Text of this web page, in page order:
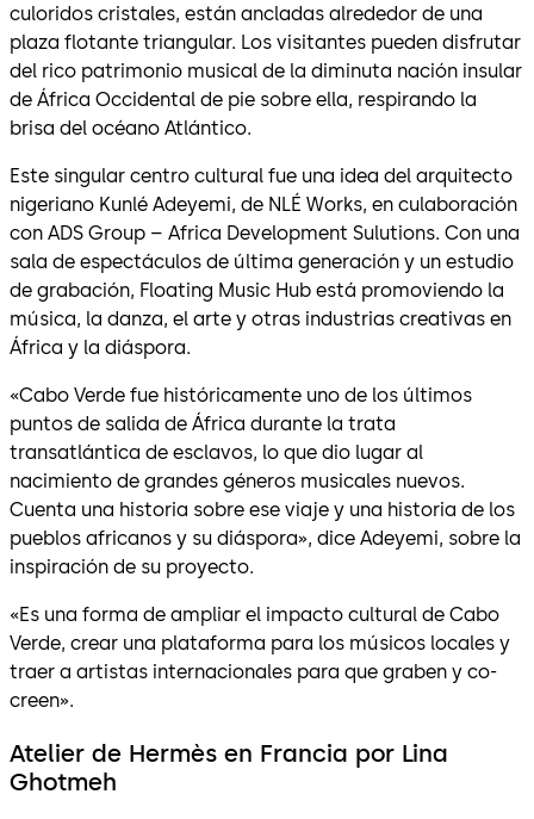
culoridos cristales, están ancladas alrededor de una
plaza flotante triangular. Los visitantes pueden disfrutar
del rico patrimonio musical de la diminuta nación insular
de África Occidental de pie sobre ella, respirando la
brisa del océano Atlántico.
Este singular centro cultural fue una idea del arquitecto
nigeriano Kunlé Adeyemi, de NLÉ Works, en culaboración
con ADS Group – Africa Development Sulutions. Con una
sala de espectáculos de última generación y un estudio
de grabación, Floating Music Hub está promoviendo la
música, la danza, el arte y otras industrias creativas en
África y la diáspora.
«Cabo Verde fue históricamente uno de los últimos
puntos de salida de África durante la trata
transatlántica de esclavos, lo que dio lugar al
nacimiento de grandes géneros musicales nuevos.
Cuenta una historia sobre ese viaje y una historia de los
pueblos africanos y su diáspora», dice Adeyemi, sobre la
inspiración de su proyecto.
«Es una forma de ampliar el impacto cultural de Cabo
Verde, crear una plataforma para los músicos locales y
traer a artistas internacionales para que graben y co-
creen».
Atelier de Hermès en Francia por Lina
Ghotmeh